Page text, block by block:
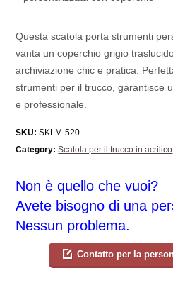
Questa scatola porta strumenti
vanta un coperchio grigio
archiviazione chic e pratica.
strumenti per il trucco, garantisce
e professionale.
SKU: SKLM-520
Category: Scatola per il trucco in acrilico
Non è quello che vuoi?
Avete bisogno di una
Nessun problema.
Contatto per la